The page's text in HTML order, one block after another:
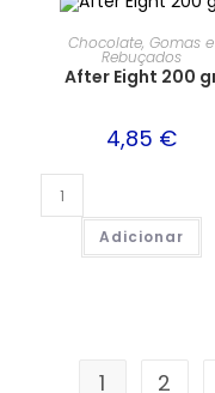
Chocolate, Gomas e
Rebuçados
After Eight 200
4,85 €
Adicionar
1 2